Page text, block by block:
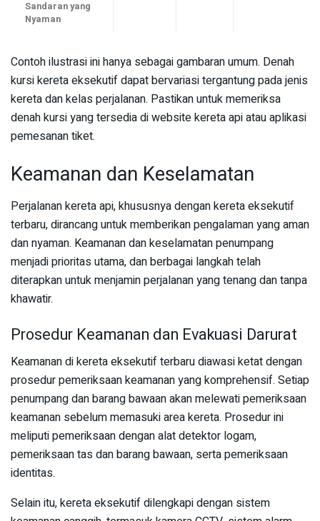
Sandaran yang
Nyaman
Contoh ilustrasi ini hanya sebagai gambaran umum. Denah
kursi kereta eksekutif dapat bervariasi tergantung pada jenis
kereta dan kelas perjalanan. Pastikan untuk memeriksa
denah kursi yang tersedia di website kereta api atau aplikasi
pemesanan tiket.
Keamanan dan Keselamatan
Perjalanan kereta api, khususnya dengan kereta eksekutif
terbaru, dirancang untuk memberikan pengalaman yang aman
dan nyaman. Keamanan dan keselamatan penumpang
menjadi prioritas utama, dan berbagai langkah telah
diterapkan untuk menjamin perjalanan yang tenang dan tanpa
khawatir.
Prosedur Keamanan dan Evakuasi Darurat
Keamanan di kereta eksekutif terbaru diawasi ketat dengan
prosedur pemeriksaan keamanan yang komprehensif. Setiap
penumpang dan barang bawaan akan melewati pemeriksaan
keamanan sebelum memasuki area kereta. Prosedur ini
meliputi pemeriksaan dengan alat detektor logam,
pemeriksaan tas dan barang bawaan, serta pemeriksaan
identitas.
Selain itu, kereta eksekutif dilengkapi dengan sistem